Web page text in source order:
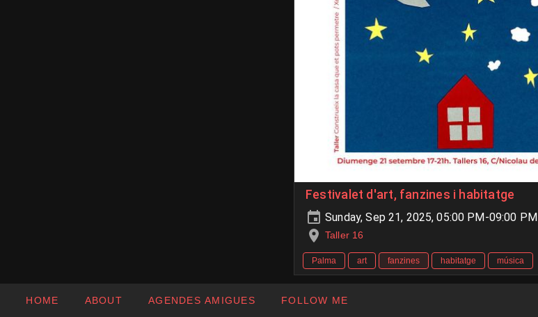
Festivalet d'art, fanzines i habitatge
Sunday, Sep 21, 2025, 05:00 PM-09:00 PM
Taller 16
Palma art fanzines habitatge música
HOME ABOUT AGENDES AMIGUES FOLLOW ME